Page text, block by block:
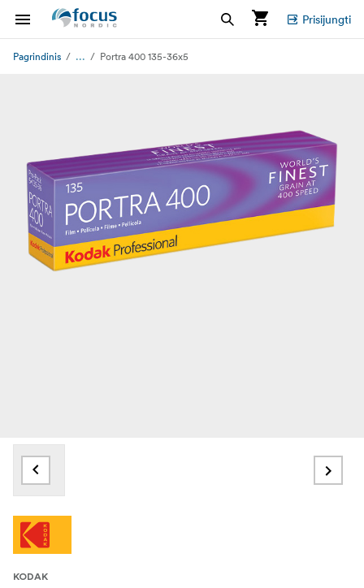
Prisijungti
Pagrindinis ... Portra 400 135-36x5
KODAK